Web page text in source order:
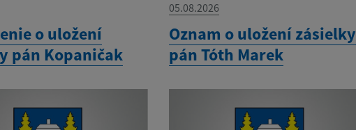
o uložení
pán Kopaničak
05.08.2026
Oznam o uložení zásielky
pán Tóth Marek